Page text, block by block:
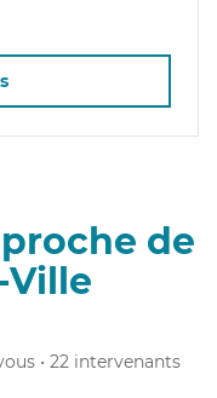
de
Ville
• 22 intervenants